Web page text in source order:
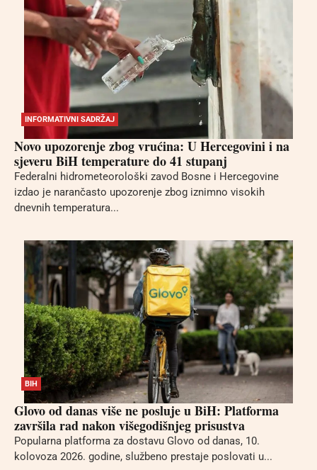
INFORMATIVNI SADRŽAJ
Novo upozorenje zbog vrućina: U Hercegovini i na
sjeveru BiH temperature do 41 stupanj
Federalni hidrometeorološki zavod Bosne i Hercegovine
izdao je narančasto upozorenje zbog iznimno visokih
dnevnih temperatura...
BIH
Glovo od danas više ne posluje u BiH: Platforma
završila rad nakon višegodišnjeg prisustva
Popularna platforma za dostavu Glovo od danas, 10.
kolovoza 2026. godine, službeno prestaje poslovati u...